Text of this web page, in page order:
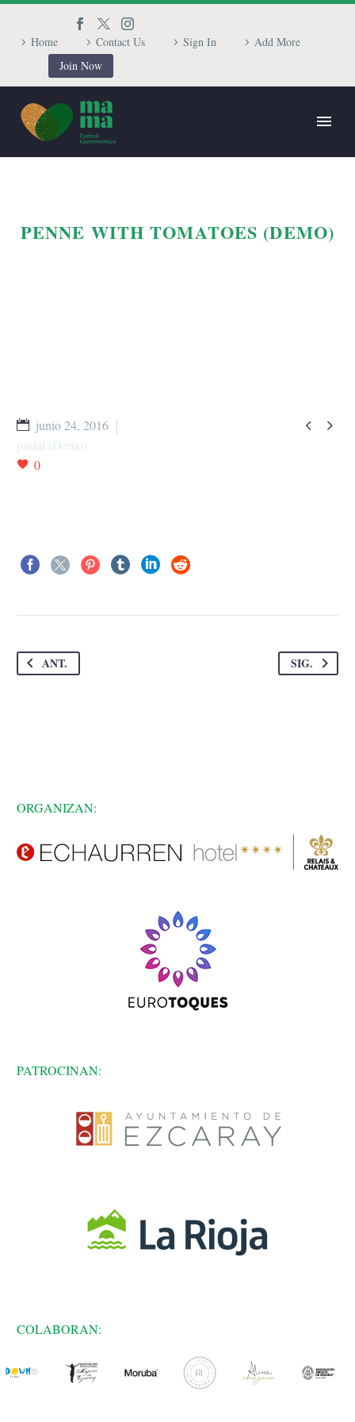
Home Contact Us Sign In
Add More
Join Now
PENNE WITH TOMATOES (DEMO)
 
junio 24, 2016
pastal (Demo)
0
ANT. SIG.
ORGANIZAN:
PATROCINAN:
COLABORAN: